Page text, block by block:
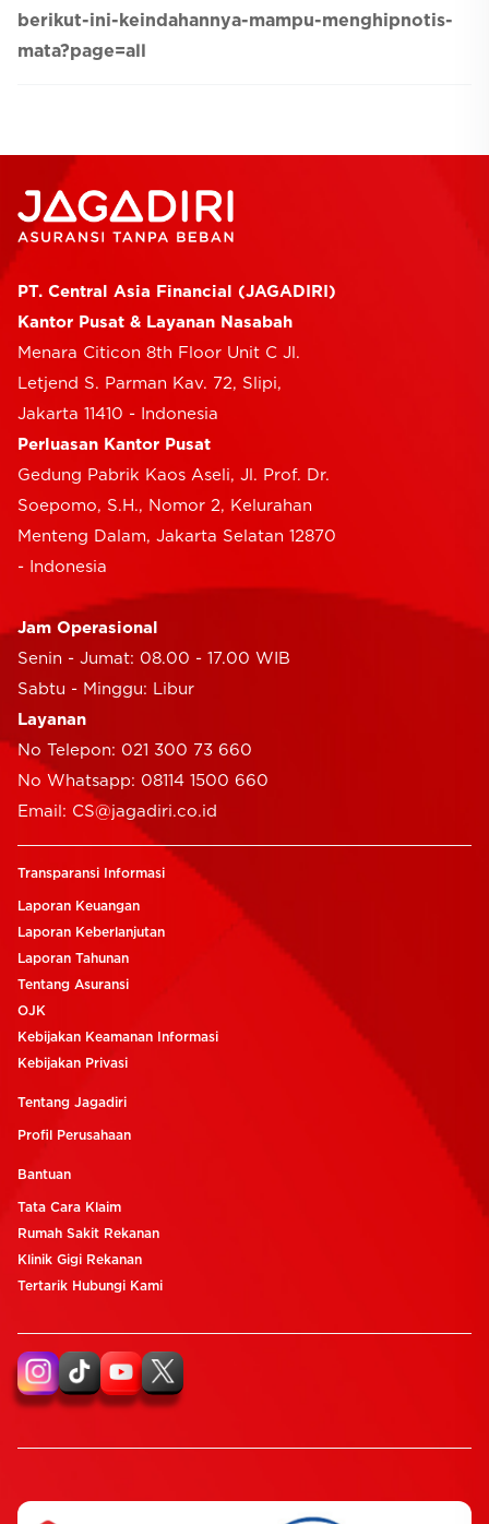
berikut-ini-keindahannya-mampu-menghipnotis-
mata?page=all
PT. Central Asia Financial (JAGADIRI)
Kantor Pusat & Layanan Nasabah
Menara Citicon 8th Floor Unit C Jl.
Letjend S. Parman Kav. 72, Slipi,
Jakarta 11410 - Indonesia
Perluasan Kantor Pusat
Gedung Pabrik Kaos Aseli, Jl. Prof. Dr.
Soepomo, S.H., Nomor 2, Kelurahan
Menteng Dalam, Jakarta Selatan 12870
- Indonesia
Jam Operasional
Senin - Jumat: 08.00 - 17.00 WIB
Sabtu - Minggu: Libur
Layanan
No Telepon: 021 300 73 660
No Whatsapp: 08114 1500 660
Email: CS@jagadiri.co.id
Transparansi Informasi
Laporan Keuangan
Laporan Keberlanjutan
Laporan Tahunan
Tentang Asuransi
OJK
Kebijakan Keamanan Informasi
Kebijakan Privasi
Tentang Jagadiri
Profil Perusahaan
Bantuan
Tata Cara Klaim
Rumah Sakit Rekanan
Klinik Gigi Rekanan
Tertarik Hubungi Kami